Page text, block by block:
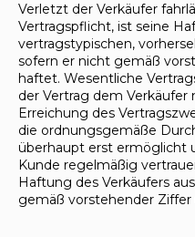
Verletzt der Verkäufer
Vertragspflicht, ist seine
vertragstypischen,
sofern er nicht gemäß
haftet. Wesentliche
der Vertrag dem Verkäufer
Erreichung des
die ordnungsgemäße
überhaupt erst ermöglicht
Kunde regelmäßig
Haftung des Verkäufers
gemäß vorstehender